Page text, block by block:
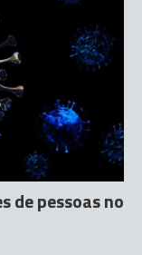
de pessoas no